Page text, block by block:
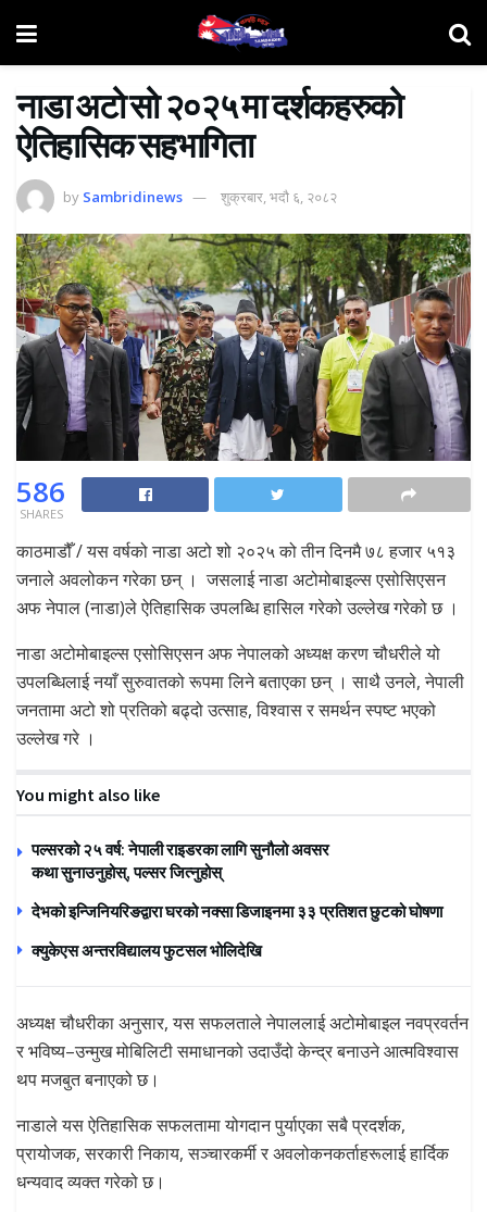
नाडा अटो सो २०२५ मा दर्शकहरुको
ऐतिहासिक सहभागिता
by Sambridinews शुक्रबार, भदौ ६, २०८२
586
SHARES
काठमाडौँ / यस वर्षको नाडा अटो शो २०२५ को तीन दिनमै ७८ हजार ५१३
जनाले अवलोकन गरेका छन् । जसलाई नाडा अटोमोबाइल्स एसोसिएसन
अफ नेपाल (नाडा)ले ऐतिहासिक उपलब्धि हासिल गरेको उल्लेख गरेको छ ।
नाडा अटोमोबाइल्स एसोसिएसन अफ नेपालको अध्यक्ष करण चौधरीले यो
उपलब्धिलाई नयाँ सुरुवातको रूपमा लिने बताएका छन् । साथै उनले, नेपाली
जनतामा अटो शो प्रतिको बढ्दो उत्साह, विश्वास र समर्थन स्पष्ट भएको
उल्लेख गरे ।
You might also like
पल्सरको २५ वर्ष: नेपाली राइडरका लागि सुनौलो अवसर
कथा सुनाउनुहोस्, पल्सर जित्नुहोस्
देभको इन्जिनियरिङद्वारा घरको नक्सा डिजाइनमा ३३ प्रतिशत छुटको घोषणा
क्युकेएस अन्तरविद्यालय फुटसल भोलिदेखि
अध्यक्ष चौधरीका अनुसार, यस सफलताले नेपाललाई अटोमोबाइल नवप्रवर्तन
र भविष्य–उन्मुख मोबिलिटी समाधानको उदाउँदो केन्द्र बनाउने आत्मविश्वास
थप मजबुत बनाएको छ।
नाडाले यस ऐतिहासिक सफलतामा योगदान पुर्याएका सबै प्रदर्शक,
प्रायोजक, सरकारी निकाय, सञ्चारकर्मी र अवलोकनकर्ताहरूलाई हार्दिक
धन्यवाद व्यक्त गरेको छ।